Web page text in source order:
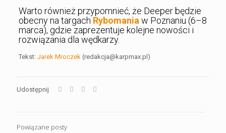
Warto również przypomnieć, że Deeper będzie
obecny na targach Rybomaniaw Poznaniu (6–8
marca), gdzie zaprezentuje kolejne nowości i
rozwiązania dla wędkarzy.
Tekst: Jarek Mroczek(redakcja@karpmax.pl)
Udostępnij
Powiązane posty